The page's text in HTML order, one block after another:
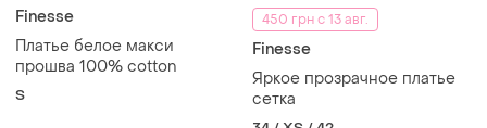
Finesse
Платье белое макси
прошва 100% cotton
S
450 грн с 13 авг.
Finesse
Яркое прозрачное платье
сетка